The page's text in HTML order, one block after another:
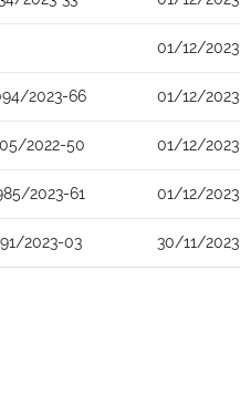
01/12/2023
2023-66 01/12/2023
2022-50 01/12/2023
2023-61 01/12/2023
2023-03 30/11/2023